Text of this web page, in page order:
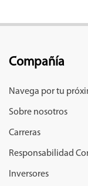
Compañía
Navega por tu
Sobre nosotros
Carreras
Responsabilidad
Inversores